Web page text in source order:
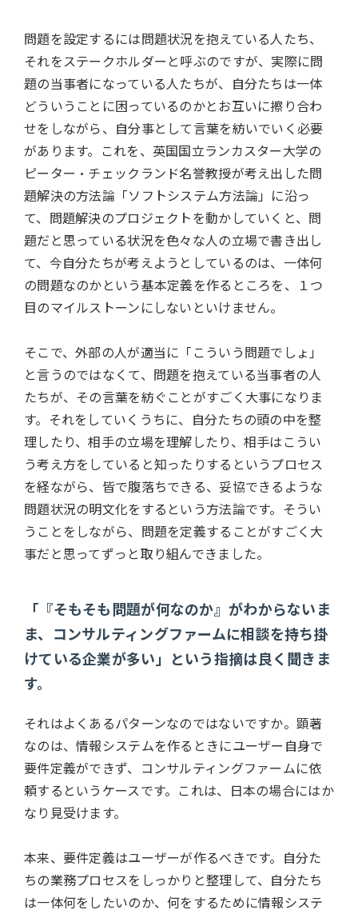
問題を設定するには問題状況を抱えている人たち、
それをステークホルダーと呼ぶのですが、実際に問
題の当事者になっている人たちが、自分たちは一体
どういうことに困っているのかとお互いに擦り合わ
せをしながら、自分事として言葉を紡いでいく必要
があります。これを、英国国立ランカスター大学の
ピーター・チェックランド名誉教授が考え出した問
題解決の方法論「ソフトシステム方法論」に沿っ
て、問題解決のプロジェクトを動かしていくと、問
題だと思っている状況を色々な人の立場で書き出し
て、今自分たちが考えようとしているのは、一体何
の問題なのかという基本定義を作るところを、１つ
目のマイルストーンにしないといけません。
そこで、外部の人が適当に「こういう問題でしょ」
と言うのではなくて、問題を抱えている当事者の人
たちが、その言葉を紡ぐことがすごく大事になりま
す。それをしていくうちに、自分たちの頭の中を整
理したり、相手の立場を理解したり、相手はこうい
う考え方をしていると知ったりするというプロセス
を経ながら、皆で腹落ちできる、妥協できるような
問題状況の明文化をするという方法論です。そうい
うことをしながら、問題を定義することがすごく大
事だと思ってずっと取り組んできました。
「『そもそも問題が何なのか』がわからないま
ま、コンサルティングファームに相談を持ち掛
けている企業が多い」という指摘は良く聞きま
す。
それはよくあるパターンなのではないですか。顕著
なのは、情報システムを作るときにユーザー自身で
要件定義ができず、コンサルティングファームに依
頼するというケースです。これは、日本の場合にはか
なり見受けます。
本来、要件定義はユーザーが作るべきです。自分た
ちの業務プロセスをしっかりと整理して、自分たち
は一体何をしたいのか、何をするために情報システ